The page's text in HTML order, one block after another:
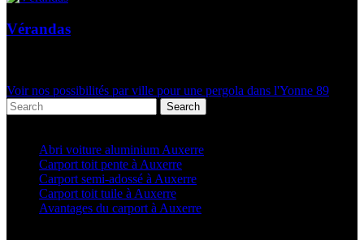
Vérandas
Voir nos possibilités par ville pour une pergola dans l'Yonne 89
Search
Abri voiture aluminium Auxerre
Carport toit pente à Auxerre
Carport semi-adossé à Auxerre
Carport toit tuile à Auxerre
Avantages du carport à Auxerre